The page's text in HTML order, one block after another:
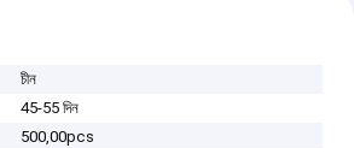
চীন
45-55 দিন
500,00pcs